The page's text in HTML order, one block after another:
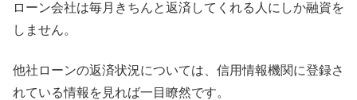
ローン会社は毎月きちんと返済してくれる人にしか融資を
しません。
他社ローンの返済状況については、信用情報機関に登録さ
れている情報を見れば一目瞭然です。